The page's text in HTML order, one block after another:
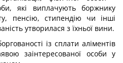
які виплачують боржнику
пенсію, стипендію чи інші
утворилася з їхньої вини.
із сплати аліментів
заінтересованої особи у